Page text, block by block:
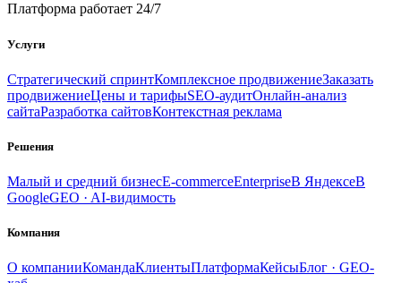
Платформа работает 24/7
Услуги
Стратегический спринтКомплексное продвижениеЗаказать
продвижениеЦены и тарифыSEO-аудитОнлайн-анализ
сайтаРазработка сайтовКонтекстная реклама
Решения
Малый и средний бизнесE-commerceEnterpriseВ ЯндексеВ
GoogleGEO · AI-видимость
Компания
О компанииКомандаКлиентыПлатформаКейсыБлог · GEO-